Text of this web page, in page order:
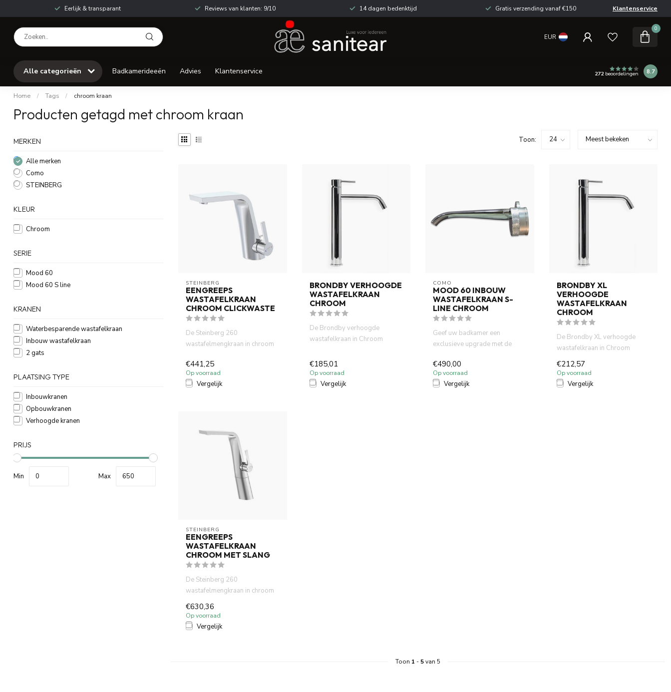
Eerlijk & transparant Reviews van klanten: 9/10 14 dagen bedenktijd Gratis verzending vanaf €150 Klantenservice
EUR
0
Alle categorieën Badkamerideeën Advies Klantenservice 272beoordelingen 8.7
Home / Tags / chroom kraan
Producten getagd met chroom kraan
MERKEN
Alle merken
Como
STEINBERG
KLEUR
Chroom
SERIE
Mood 60
Mood 60 S line
KRANEN
Waterbesparende wastafelkraan
Inbouw wastafelkraan
2 gats
PLAATSING TYPE
Inbouwkranen
Opbouwkranen
Verhoogde kranen
PRIJS
Min Max
Toon:
STEINBERG
EENGREEPS
WASTAFELKRAAN
CHROOM CLICKWASTE
De Steinberg 260
wastafelmengkraan in chroom
hoogwaa...
€441,25
Op voorraad
Vergelijk
BRONDBY VERHOOGDE
WASTAFELKRAAN
CHROOM
De Brondby verhoogde
wastafelkraan in Chroom
functionaliteit...
€185,01
Op voorraad
Vergelijk
COMO
MOOD 60 INBOUW
WASTAFELKRAAN S-
LINE CHROOM
Geef uw badkamer een
exclusieve upgrade met de
uniek...
€490,00
Op voorraad
Vergelijk
BRONDBY XL
VERHOOGDE
WASTAFELKRAAN
CHROOM
De Brondby XL verhoogde
wastafelkraan in Chroom
€212,57
Op voorraad
Vergelijk
STEINBERG
EENGREEPS
WASTAFELKRAAN
CHROOM MET SLANG
De Steinberg 260
wastafelmengkraan in chroom
combineert strak design met
hoogwaa...
€630,36
Op voorraad
Vergelijk
Toon 1 - 5van 5